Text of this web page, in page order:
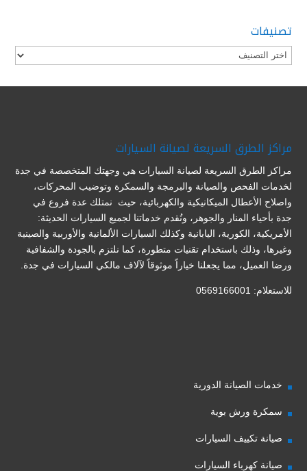
تصنيفات
تصنيفات
مراكز الطرق السريعة لصيانة السيارات
مراكز الطرق السريعة لصيانة السيارات هي وجهتك المتخصصة في جدة
لخدمات الفحص والصيانة والبرمجة والسمكرة وتوضيب المحركات،
واصلاح الأعطال الميكانيكية والكهربائية، حيث نمتلك عدة فروع في
جدة بأحياء المنار والجوهر، ونُقدم خدماتنا لجميع السيارات الحديثة:
الأمريكية، الكورية، اليابانية وكذلك السيارات الألمانية والأوربية والصينية
وغيرها، وذلك باستخدام تقنيات متطورة، كما نلتزم بالجودة والشفافية
ورضا العميل، مما يجعلنا خياراً موثوقاً لآلاف مالكي السيارات في جدة.
للاستعلام: 0569166001
خدمات الصيانة الدورية
سمكرة ورش بوية
صيانة تكييف السيارات
صيانة كهرباء السيارات